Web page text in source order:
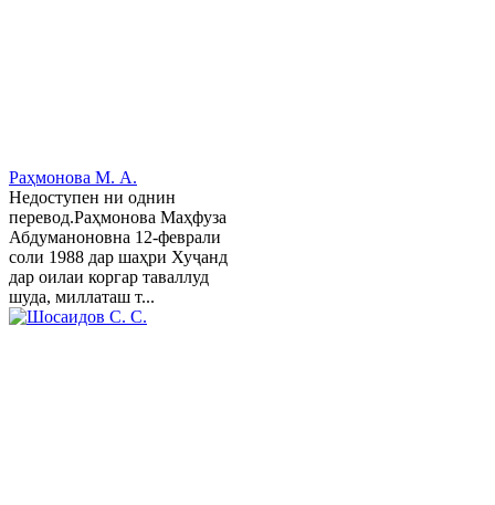
Раҳмонова М. А.
Недоступен ни однин
перевод.Раҳмонова Маҳфуза
Абдуманоновна 12-феврали
соли 1988 дар шаҳри Хуҷанд
дар оилаи коргар таваллуд
шуда, миллаташ т...